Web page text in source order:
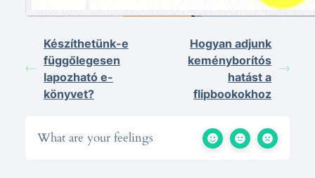
Készíthetünk-e
függőlegesen
lapozható e-
könyvet?
Hogyan adjunk
keményborítós
hatást a
flipbookokhoz
What are your feelings